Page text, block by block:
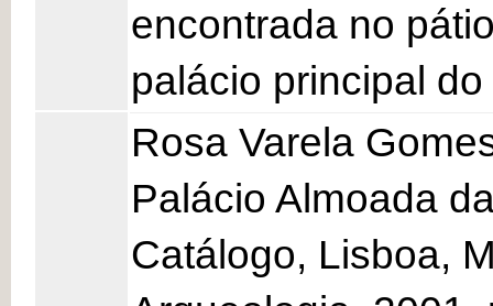
encontrada no
palácio principal
Rosa Varela
Palácio Almoada
Catálogo, Lisboa,